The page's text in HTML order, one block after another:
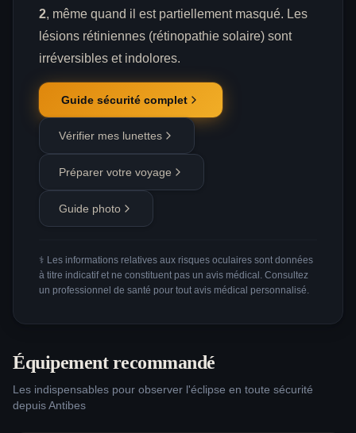
2, même quand il est partiellement masqué. Les
lésions rétiniennes (rétinopathie solaire) sont
irréversibles et indolores.
Guide sécurité complet
Vérifier mes lunettes
Préparer votre voyage
Guide photo
⚕️ Les informations relatives aux risques oculaires sont données
à titre indicatif et ne constituent pas un avis médical. Consultez
un professionnel de santé pour tout avis médical personnalisé.
Équipement recommandé
Les indispensables pour observer l'éclipse en toute sécurité
depuisAntibes